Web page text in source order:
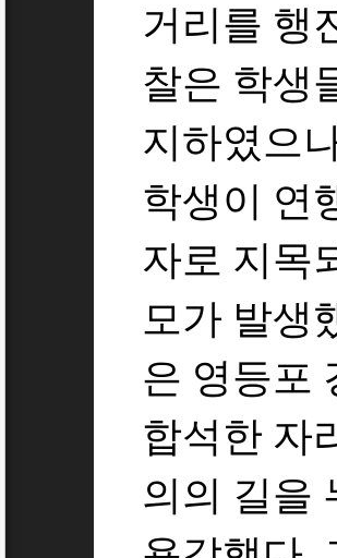
거리를 행
찰은 학생
지하였으
학생이 연
자로 지목
모가 발생
은 영등포
합석한 자
의의 길을